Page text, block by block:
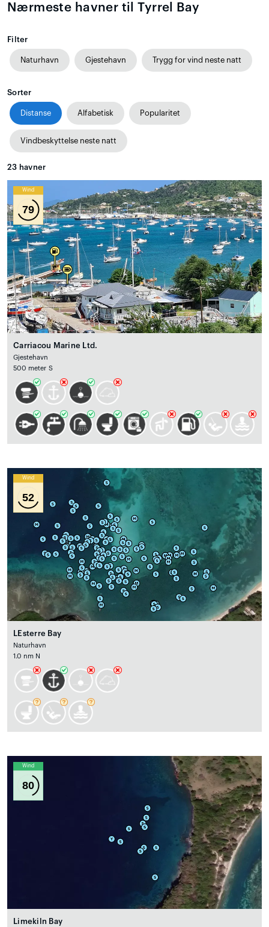
Nærmeste havner til Tyrrel Bay
Filter
Naturhavn Gjestehavn Trygg for vind neste natt
Sorter
Distanse Alfabetisk Popularitet
Vindbeskyttelse neste natt
23 havner
Wind
79
Carriacou Marine Ltd.
Gjestehavn
500 meter S
Wind
52
LEsterre Bay
Naturhavn
1.0 nm N
Wind
80
Limekiln Bay